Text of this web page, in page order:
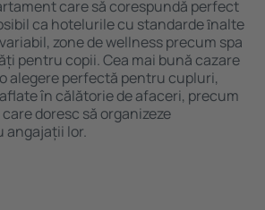
care să corespundă perfect
ca hotelurile cu standarde ȋnalte
zone de wellness precum spa
pentru copii. Cea mai bună cazare
alegere perfectă pentru cupluri,
în călătorie de afaceri, precum
doresc să organizeze
angajații lor.